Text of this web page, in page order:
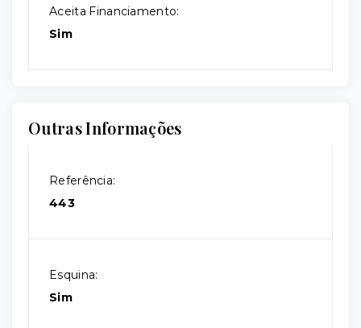
Aceita Financiamento:
Sim
Outras Informações
Referência:
443
Esquina:
Sim